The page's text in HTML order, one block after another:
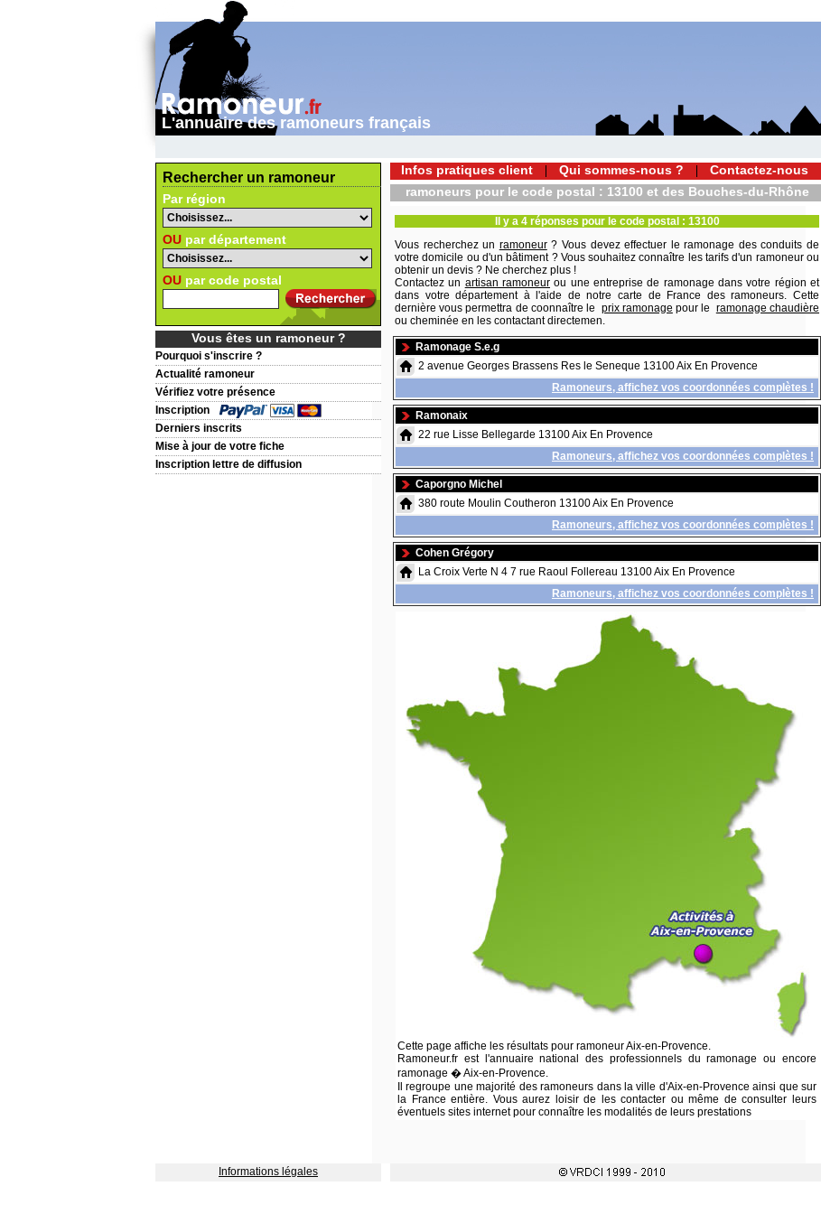
L'annuaire des ramoneurs français
Rechercher un ramoneur
Par région
OU par département
OU par code postal
Vous êtes un ramoneur ?
Pourquoi s'inscrire ?
Actualité ramoneur
Vérifiez votre présence
Inscription
Derniers inscrits
Mise à jour de votre fiche
Inscription lettre de diffusion
Infos pratiques client Qui sommes-nous ?
Contactez-nous
ramoneurs pour le code postal : 13100 et des Bouches-du-Rhône
Il y a 4 réponses pour le code postal : 13100
Vous recherchez un ramoneur? Vous devez effectuer le ramonage des conduits de
votre domicile ou d'un bâtiment ? Vous souhaitez connaître les tarifs d'un ramoneur ou
obtenir un devis ? Ne cherchez plus !
Contactez un artisan ramoneur ou une entreprise de ramonage dans votre région et
dans votre département à l'aide de notre carte de France des ramoneurs. Cette
dernière vous permettra de coonnaître le prix ramonage pour le ramonage chaudière
ou cheminée en les contactant directemen.
Ramonage S.e.g
2 avenue Georges Brassens Res le Seneque 13100 Aix En Provence
Ramoneurs, affichez vos coordonnées complètes !
Ramonaix
22 rue Lisse Bellegarde 13100 Aix En Provence
Ramoneurs, affichez vos coordonnées complètes !
Caporgno Michel
380 route Moulin Coutheron 13100 Aix En Provence
Ramoneurs, affichez vos coordonnées complètes !
Cohen Grégory
La Croix Verte N 4 7 rue Raoul Follereau 13100 Aix En Provence
Ramoneurs, affichez vos coordonnées complètes !
Cette page affiche les résultats pour ramoneur Aix-en-Provence.
Ramoneur.fr est l'annuaire national des professionnels du ramonage ou encore
ramonage � Aix-en-Provence.
Il regroupe une majorité des ramoneurs dans la ville d'Aix-en-Provence ainsi que sur
la France entière. Vous aurez loisir de les contacter ou même de consulter leurs
éventuels sites internet pour connaître les modalités de leurs prestations
Informations légales